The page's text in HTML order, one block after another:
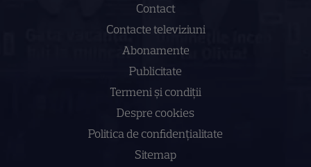
Contact
Contacte televiziuni
Abonamente
Publicitate
Termeni și condiții
Despre cookies
Politica de confidenţialitate
Sitemap